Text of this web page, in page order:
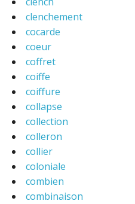
clenchement
cocarde
coeur
coffret
coiffe
coiffure
collapse
collection
colleron
collier
coloniale
combien
combinaison